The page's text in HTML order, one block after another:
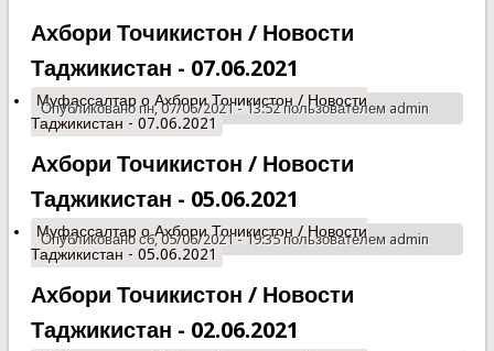
Ахбори Точикистон / Новости
Таджикистан - 07.06.2021
Опубликовано пн, 07/06/2021 - 13:52 пользователем admin
Муфассалтаро Ахбори Точикистон / Новости
Таджикистан - 07.06.2021
Ахбори Точикистон / Новости
Таджикистан - 05.06.2021
Опубликовано сб, 05/06/2021 - 19:35 пользователем admin
Муфассалтаро Ахбори Точикистон / Новости
Таджикистан - 05.06.2021
Ахбори Точикистон / Новости
Таджикистан - 02.06.2021